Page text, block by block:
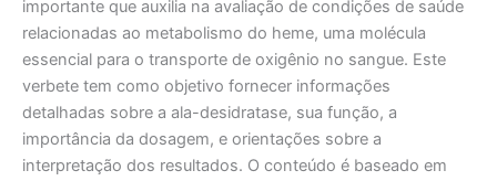
importante que auxilia na avaliação de condições de saúde
relacionadas ao metabolismo do heme, uma molécula
essencial para o transporte de oxigênio no sangue. Este
verbete tem como objetivo fornecer informações
detalhadas sobre a ala-desidratase, sua função, a
importância da dosagem, e orientações sobre a
interpretação dos resultados. O conteúdo é baseado em